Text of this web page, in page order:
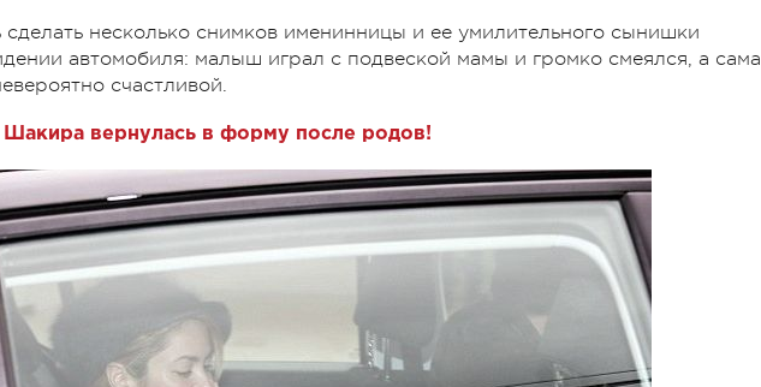
несколько снимков именинницы и ее умилительного сынишки
автомобиля: малыш играл с подвеской мамы и громко смеялся, а сама
счастливой.
Шакира вернулась в форму после родов!